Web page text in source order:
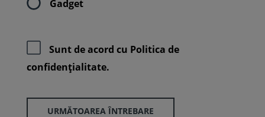
Gadget
Sunt de acord cu Politica de
confidenţialitate.
URMĂTOAREA ÎNTREBARE